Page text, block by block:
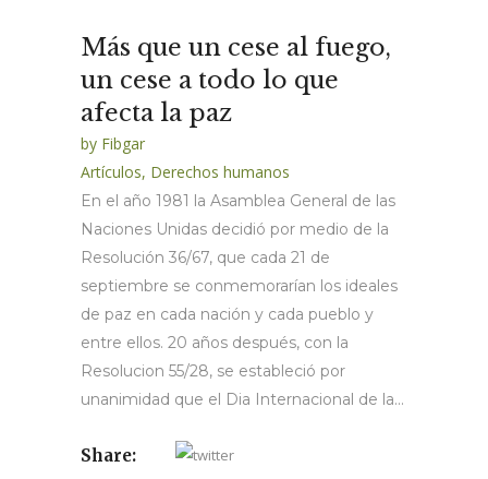
Más que un cese al fuego,
un cese a todo lo que
afecta la paz
by Fibgar
Artículos, Derechos humanos
En el año 1981 la Asamblea General de las
Naciones Unidas decidió por medio de la
Resolución 36/67, que cada 21 de
septiembre se conmemorarían los ideales
de paz en cada nación y cada pueblo y
entre ellos. 20 años después, con la
Resolucion 55/28, se estableció por
unanimidad que el Dia Internacional de la...
Share: